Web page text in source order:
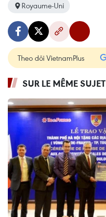
Royaume-Uni
Theo dõi VietnamPlus
SUR LE MÊME SUJET